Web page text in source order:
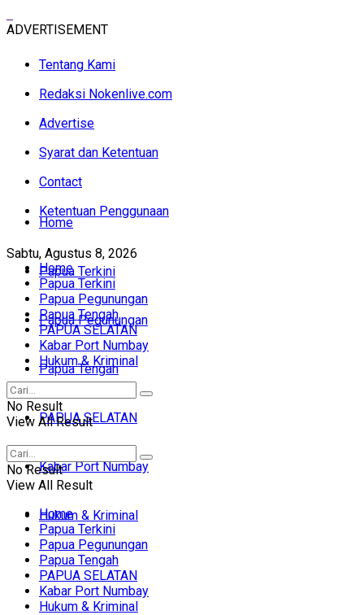
ADVERTISEMENT
Tentang Kami
Redaksi Nokenlive.com
Advertise
Syarat dan Ketentuan
Contact
Ketentuan Penggunaan
Sabtu, Agustus 8, 2026
Home
Papua Terkini
Papua Pegunungan
Papua Tengah
PAPUA SELATAN
Kabar Port Numbay
Hukum & Kriminal
Home
Papua Terkini
Papua Pegunungan
Papua Tengah
PAPUA SELATAN
Kabar Port Numbay
Hukum & Kriminal
No Result
View All Result
No Result
View All Result
Home
Papua Terkini
Papua Pegunungan
Papua Tengah
PAPUA SELATAN
Kabar Port Numbay
Hukum & Kriminal